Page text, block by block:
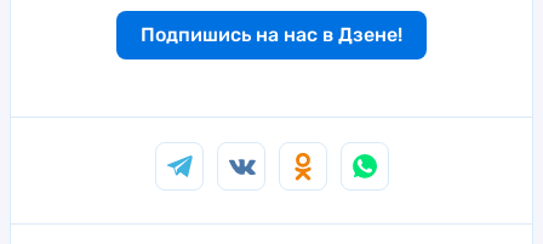
Подпишись на нас в Дзене!